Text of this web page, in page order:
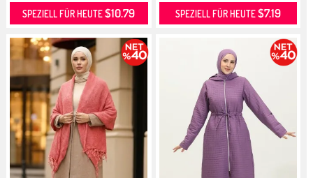
SPEZIELL FÜR HEUTE$10.79 SPEZIELL FÜR HEUTE$7.19